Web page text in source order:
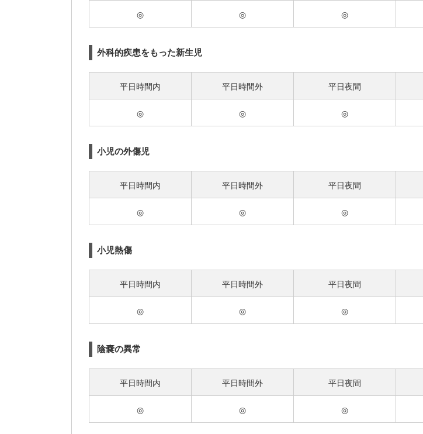
◎ ◎ ◎
外科的疾患をもった新生児
平日時間内 平日時間外 平日夜間
◎ ◎ ◎
小児の外傷児
平日時間内 平日時間外 平日夜間
◎ ◎ ◎
小児熱傷
平日時間内 平日時間外 平日夜間
◎ ◎ ◎
陰嚢の異常
平日時間内 平日時間外 平日夜間
◎ ◎ ◎